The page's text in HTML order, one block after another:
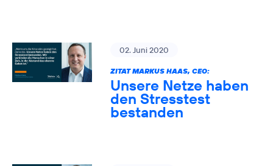
02. Juni 2020
ZITAT MARKUS HAAS, CEO:
Unsere Netze haben
den Stresstest
bestanden